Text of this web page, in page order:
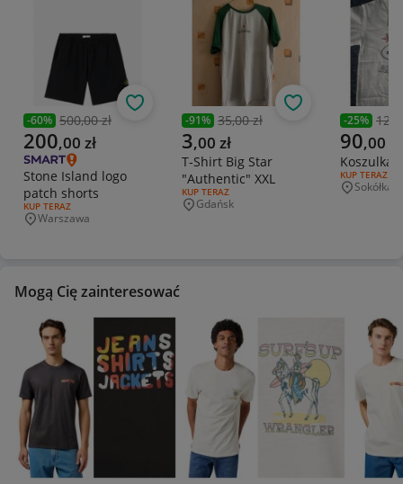
Poprzednia cena
-60% 500,00 zł
Aktualna cena
200,00 zł
Stone Island logo
patch shorts
RODZAJ OFERTY:
KUP TERAZ
Miejscowość
Warszawa
Obserwuj
Poprzednia cena
-91% 35,00 zł
Aktualna cena
3,00 zł
T-Shirt Big Star
"Authentic" XXL
RODZAJ OFERTY:
KUP TERAZ
Miejscowość
Gdańsk
Obserwuj
-25%
Aktualna
90,00
Koszulka
RODZAJ
KUP TERAZ
Sokółka
Mogą Cię zainteresować